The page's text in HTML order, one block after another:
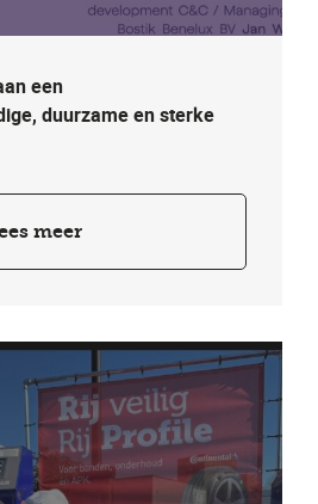
een
duurzame en sterke
meer